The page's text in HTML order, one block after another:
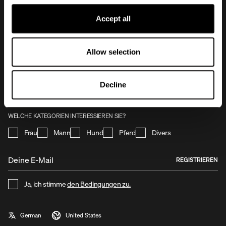
Accept all
Allow selection
Decline
Mit deiner Anmeldung für unseren Newsletter bleibst du immer auf dem
Laufenden, was bei Uhip passiert. Du erhältst exklusive Angebote, Vorabzugang zu
Aktionen und Kollektionseröffnungen. Genieße die Vorteile und werde Teil unserer
WELCHE KATEGORIEN INTERESSIEREN SIE?
Frau Mann Hund Pferd Divers
REGISTRIEREN
Ja, ich stimmeden Bedingungen zu.